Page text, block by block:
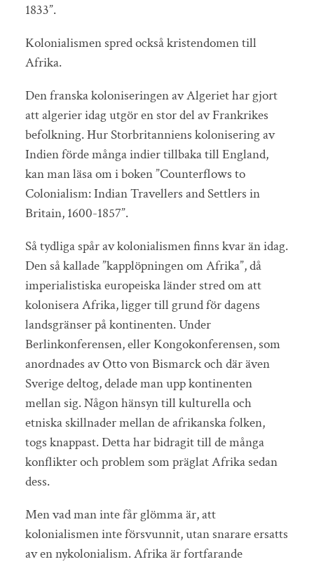
1833”.
Kolonialismen spred också kristendomen till
Afrika.
Den franska koloniseringen av Algeriet har gjort
att algerier idag utgör en stor del av Frankrikes
befolkning. Hur Storbritanniens kolonisering av
Indien förde många indier tillbaka till England,
kan man läsa om i boken ”Counterflows to
Colonialism: Indian Travellers and Settlers in
Britain, 1600-1857”.
Så tydliga spår av kolonialismen finns kvar än idag.
Den så kallade ”kapplöpningen om Afrika”, då
imperialistiska europeiska länder stred om att
kolonisera Afrika, ligger till grund för dagens
landsgränser på kontinenten. Under
Berlinkonferensen, eller Kongokonferensen, som
anordnades av Otto von Bismarck och där även
Sverige deltog, delade man upp kontinenten
mellan sig. Någon hänsyn till kulturella och
etniska skillnader mellan de afrikanska folken,
togs knappast. Detta har bidragit till de många
konflikter och problem som präglat Afrika sedan
dess.
Men vad man inte får glömma är, att
kolonialismen inte försvunnit, utan snarare ersatts
av en nykolonialism. Afrika är fortfarande